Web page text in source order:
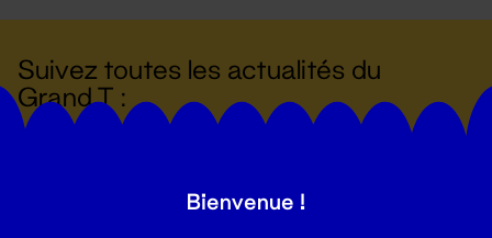
Suivez toutes les actualités du
Grand T :
Bienvenue !